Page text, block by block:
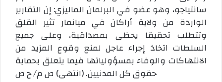
سانتياجو، وهو عضو في البرلمان الماليزي: إن التقارير
الواردة من ولاية أراكان في ميانمار تثير القلق
وتتطلب تحقيقا يحظى بمصداقية، وعلى جميع
السلطات اتخاذ إجراء عاجل لمنع وقوع المزيد من
الانتهاكات والوفاء بمسؤولياتها فيما يتعلق بحماية
حقوق كل المدنيين. (انتهى) ص م/ ح ص